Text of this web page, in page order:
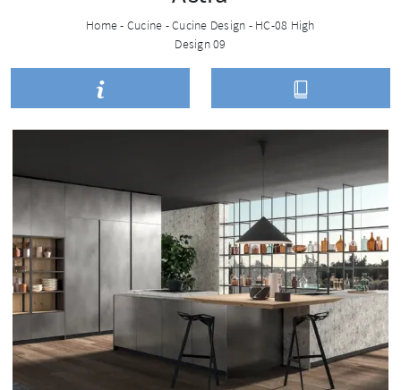
Home- Cucine -Cucine Design - HC-08 High
Design 09